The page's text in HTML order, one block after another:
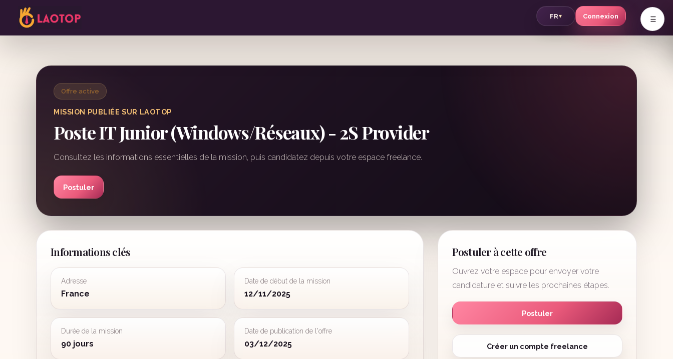
FR▾ Connexion v
Offre active
MISSION PUBLIÉE SUR LAOTOP
Poste IT Junior (Windows/Réseaux) - 2S Provider
Consultez les informations essentielles de la mission, puis candidatez depuis votre espace freelance.
Postuler
Informations clés
Adresse
France
Date de début de la mission
12/11/2025
Durée de la mission
90 jours
Date de publication de l'offre
03/12/2025
Postuler à cette offre
Ouvrez votre espace pour envoyer votre
candidature et suivre les prochaines étapes.
Postuler
Créer un compte freelance